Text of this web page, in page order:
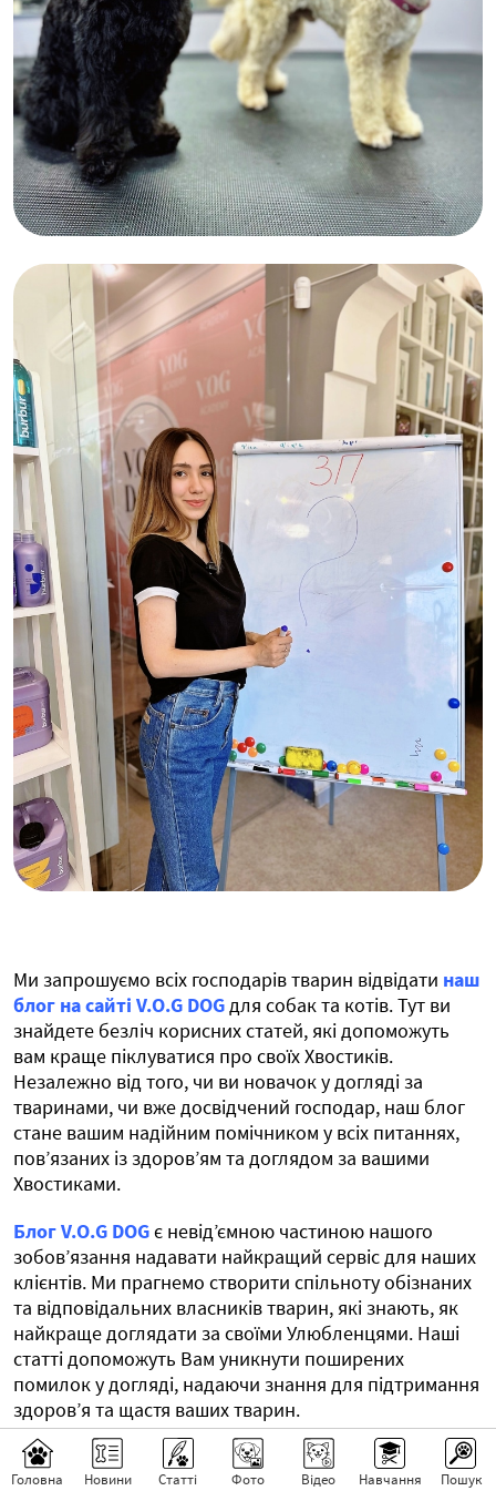
Головна Новини Статті Фото Відео Навчання Пошук
Ми запрошуємо всіх господарів тварин відвідати наш
блог на сайті V.O.G DOG для собак та котів. Тут ви
знайдете безліч корисних статей, які допоможуть
вам краще піклуватися про своїх Хвостиків.
Незалежно від того, чи ви новачок у догляді за
тваринами, чи вже досвідчений господар, наш блог
стане вашим надійним помічником у всіх питаннях,
пов’язаних із здоров’ям та доглядом за вашими
Хвостиками.
Блог V.O.G DOGє невід’ємною частиною нашого
зобов’язання надавати найкращий сервіс для наших
клієнтів. Ми прагнемо створити спільноту обізнаних
та відповідальних власників тварин, які знають, як
найкраще доглядати за своїми Улюбленцями. Наші
статті допоможуть Вам уникнути поширених
помилок у догляді, надаючи знання для підтримання
здоров’я та щастя ваших тварин.